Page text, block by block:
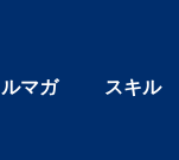
マガ スキル